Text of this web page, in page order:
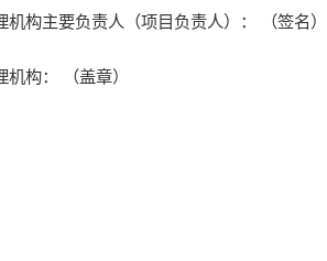
构主要负责人（项目负责人）： （签名）
构： （盖章）